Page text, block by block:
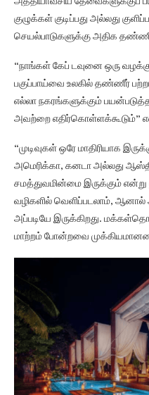
குழுக்கள் குடிப்பது அல்லது
செயல்பாடுகளுக்கு அதிக
“நாங்கள் கேப் டவுனை ஒரு
பகுப்பாய்வை உலகில் தண்ணீர்
எல்லா நகரங்களுக்கும்
அவற்றை எதிர்கொள்ளக்கூடும்”
“முடிவுகள் ஒரே மாதிரியாக
அமெரிக்கா, கனடா அல்லது
சமத்துவமின்மை இருக்கும் என்று
வழிகளில் வெளிப்படலாம், ஆனால்
அப்படியே இருக்கிறது.
மாற்றம் போன்றவை